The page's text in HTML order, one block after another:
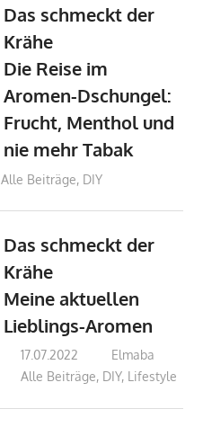
Das schmeckt der
Krähe
Die Reise im
Aromen-Dschungel:
Frucht, Menthol und
nie mehr Tabak
Alle Beiträge, DIY
Das schmeckt der
Krähe
Meine aktuellen
Lieblings-Aromen
17.07.2022
Elmaba
Alle Beiträge, DIY, Lifestyle